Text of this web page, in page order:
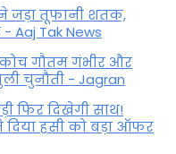
जड़ा तूफानी शतक,
Aaj Tak News
कोच गौतम गंभीर और
चुनौती - Jagran
फिर दिखेगी साथ!
हसी को बड़ा ऑफर